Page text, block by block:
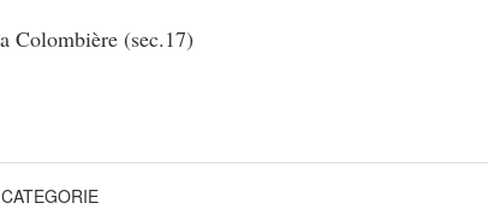
Colombière (sec.17)